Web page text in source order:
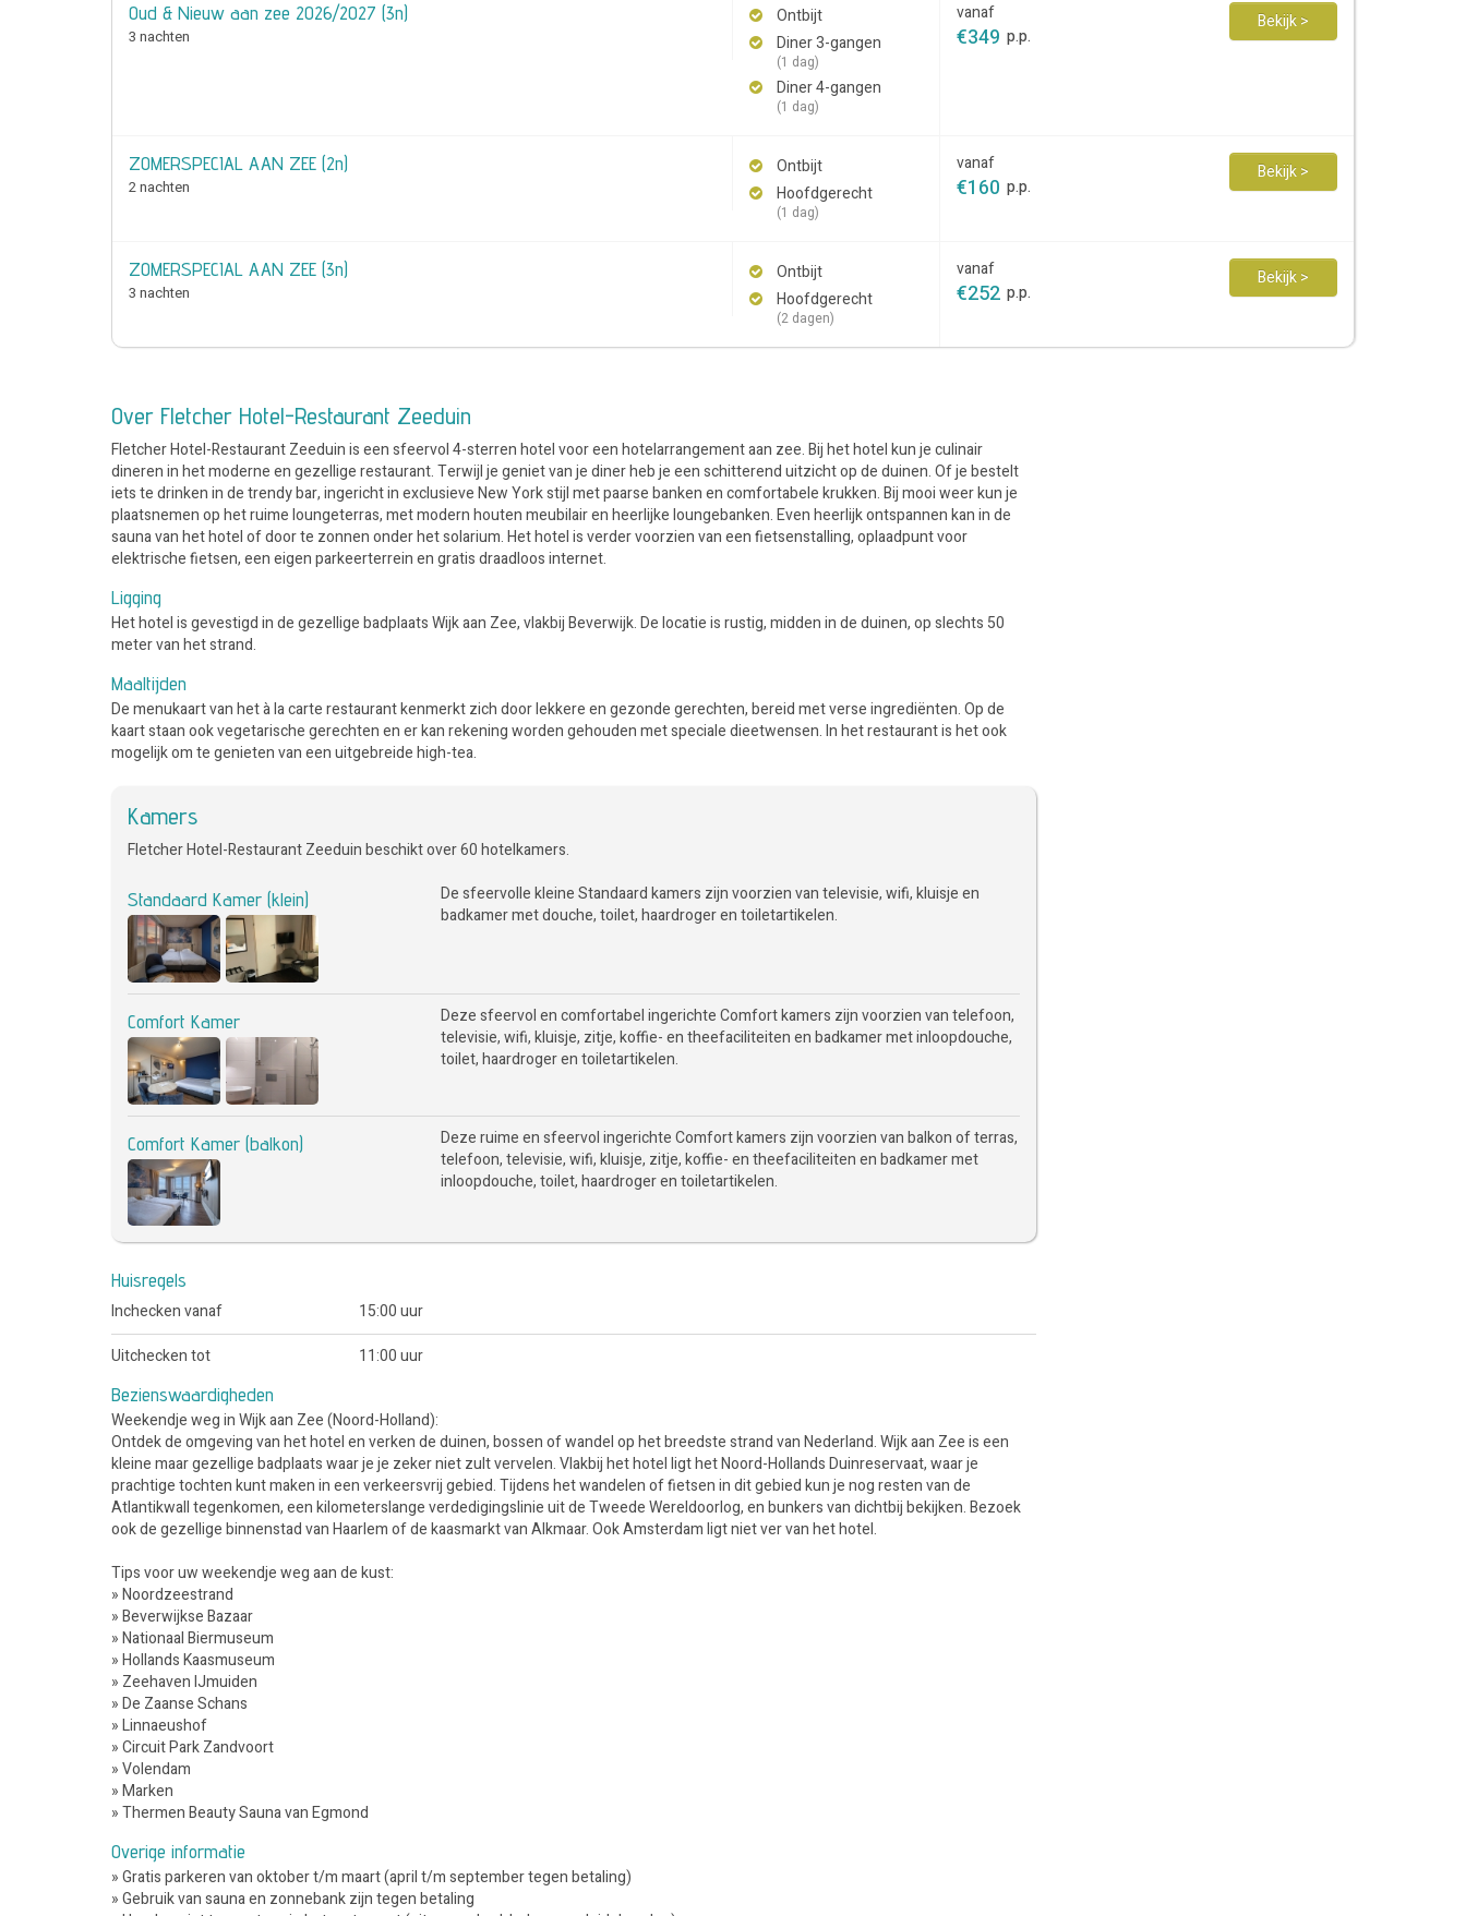
Oud & Nieuw aan zee 2026/2027 (3n)
3 nachten
Ontbijt
Diner 3-gangen
(1 dag)
Diner 4-gangen
(1 dag)
vanaf
€349 p.p.
Bekijk >
ZOMERSPECIAL AAN ZEE (2n)
2 nachten
Ontbijt
Hoofdgerecht
(1 dag)
vanaf
€160 p.p.
Bekijk >
ZOMERSPECIAL AAN ZEE (3n)
3 nachten
Ontbijt
Hoofdgerecht
(2 dagen)
vanaf
€252 p.p.
Bekijk >
Over Fletcher Hotel-Restaurant Zeeduin
Fletcher Hotel-Restaurant Zeeduin is een sfeervol 4-sterren hotel voor een hotelarrangement aan zee. Bij het hotel kun je culinair
dineren in het moderne en gezellige restaurant. Terwijl je geniet van je diner heb je een schitterend uitzicht op de duinen. Of je bestelt
iets te drinken in de trendy bar, ingericht in exclusieve New York stijl met paarse banken en comfortabele krukken. Bij mooi weer kun je
plaatsnemen op het ruime loungeterras, met modern houten meubilair en heerlijke loungebanken. Even heerlijk ontspannen kan in de
sauna van het hotel of door te zonnen onder het solarium. Het hotel is verder voorzien van een fietsenstalling, oplaadpunt voor
elektrische fietsen, een eigen parkeerterrein en gratis draadloos internet.
Ligging
Het hotel is gevestigd in de gezellige badplaats Wijk aan Zee, vlakbij Beverwijk. De locatie is rustig, midden in de duinen, op slechts 50
meter van het strand.
Maaltijden
De menukaart van het à la carte restaurant kenmerkt zich door lekkere en gezonde gerechten, bereid met verse ingrediënten. Op de
kaart staan ook vegetarische gerechten en er kan rekening worden gehouden met speciale dieetwensen. In het restaurant is het ook
mogelijk om te genieten van een uitgebreide high-tea.
Kamers
Fletcher Hotel-Restaurant Zeeduin beschikt over 60 hotelkamers.
Standaard Kamer (klein)
De sfeervolle kleine Standaard kamers zijn voorzien van televisie, wifi, kluisje en
badkamer met douche, toilet, haardroger en toiletartikelen.
Comfort Kamer
Deze sfeervol en comfortabel ingerichte Comfort kamers zijn voorzien van telefoon,
televisie, wifi, kluisje, zitje, koffie- en theefaciliteiten en badkamer met inloopdouche,
toilet, haardroger en toiletartikelen.
Comfort Kamer (balkon)
Deze ruime en sfeervol ingerichte Comfort kamers zijn voorzien van balkon of terras,
telefoon, televisie, wifi, kluisje, zitje, koffie- en theefaciliteiten en badkamer met
inloopdouche, toilet, haardroger en toiletartikelen.
Huisregels
Inchecken vanaf
15:00 uur
Uitchecken tot
11:00 uur
Bezienswaardigheden
Weekendje weg in Wijk aan Zee (Noord-Holland):
Ontdek de omgeving van het hotel en verken de duinen, bossen of wandel op het breedste strand van Nederland. Wijk aan Zee is een
kleine maar gezellige badplaats waar je je zeker niet zult vervelen. Vlakbij het hotel ligt het Noord-Hollands Duinreservaat, waar je
prachtige tochten kunt maken in een verkeersvrij gebied. Tijdens het wandelen of fietsen in dit gebied kun je nog resten van de
Atlantikwall tegenkomen, een kilometerslange verdedigingslinie uit de Tweede Wereldoorlog, en bunkers van dichtbij bekijken. Bezoek
ook de gezellige binnenstad van Haarlem of de kaasmarkt van Alkmaar. Ook Amsterdam ligt niet ver van het hotel.
Tips voor uw weekendje weg aan de kust:
» Noordzeestrand
» Beverwijkse Bazaar
» Nationaal Biermuseum
» Hollands Kaasmuseum
» Zeehaven IJmuiden
» De Zaanse Schans
» Linnaeushof
» Circuit Park Zandvoort
» Volendam
» Marken
» Thermen Beauty Sauna van Egmond
Overige informatie
» Gratis parkeren van oktober t/m maart (april t/m september tegen betaling)
» Gebruik van sauna en zonnebank zijn tegen betaling